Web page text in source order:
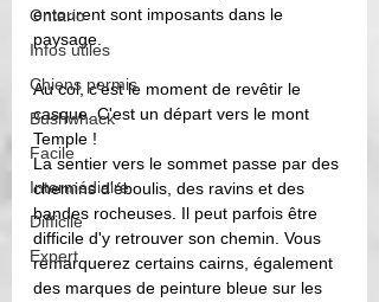
Ontario
Infos utiles
Chiens permis
Bushwhack
Facile
Intermédiaire
Difficile
Expert
entourent sont imposants dans le
paysage.
Au col, c'est le moment de revêtir le
casque. C'est un départ vers le mont
Temple !
La sentier vers le sommet passe par des
chemins d'éboulis, des ravins et des
bandes rocheuses. Il peut parfois être
difficile d'y retrouver son chemin. Vous
remarquerez certains cairns, également
des marques de peinture bleue sur les